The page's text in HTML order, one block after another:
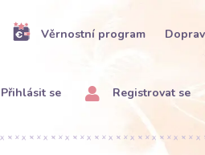
Věrnostní program
Přihlásit se Registrovat se